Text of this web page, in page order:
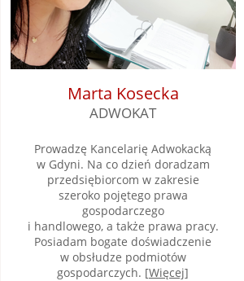
Marta Kosecka
ADWOKAT
Prowadzę Kancelarię Adwokacką
w Gdyni. Na co dzień doradzam
przedsiębiorcom w zakresie
szeroko pojętego prawa
gospodarczego
i handlowego, a także prawa pracy.
Posiadam bogate doświadczenie
w obsłudze podmiotów
gospodarczych. [Więcej]